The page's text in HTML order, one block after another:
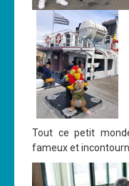
Tout ce petit
fameux et